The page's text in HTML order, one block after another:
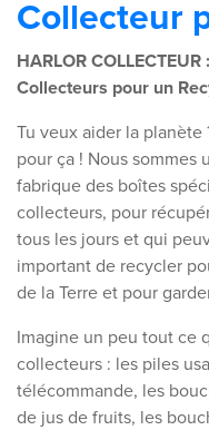
Collecteur
HARLOR
Collecteurs pour un
Tu veux aider la planète
pour ça ! Nous sommes
fabrique des boîtes
collecteurs, pour
tous les jours et qui
important de recycler
de la Terre et pour
Imagine un peu tout ce
collecteurs : les piles
télécommande, les
de jus de fruits, les